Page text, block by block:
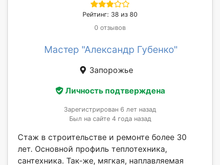
Рейтинг: 38 из 80
0 отзывов
Мастер "Александр Губенко"
Запорожье
Личность подтверждена
Зарегистрирован 6 лет назад
Был на сайте 4 года назад
Стаж в строительстве и ремонте более 30
лет. Основной профиль теплотехника,
сантехника. Так-же, мягкая, наплавляемая